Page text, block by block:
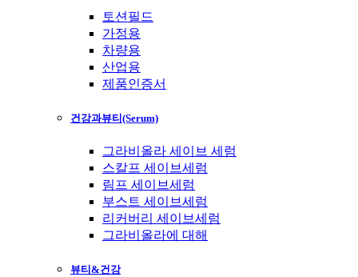
토션필드
가정용
차량용
산업용
제품인증서
건강과뷰티(Serum)
그라비올라 세이브 세럼
스칼프 세이브세럼
림프 세이브세럼
부스트 세이브세럼
리커버리 세이브세럼
그라비올라에 대해
뷰티&건강